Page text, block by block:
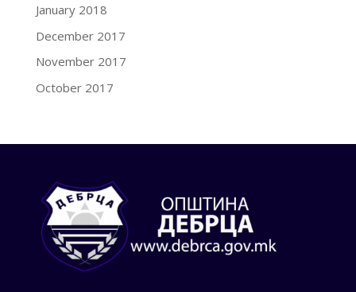
January 2018
December 2017
November 2017
October 2017